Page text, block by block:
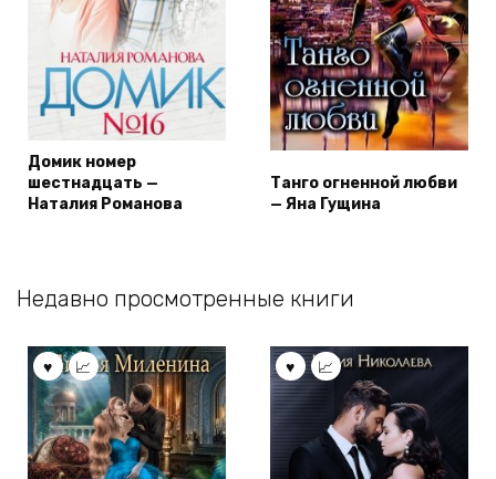
Домик номер
шестнадцать —
Наталия Романова
Танго огненной любви
— Яна Гущина
Недавно просмотренные книги